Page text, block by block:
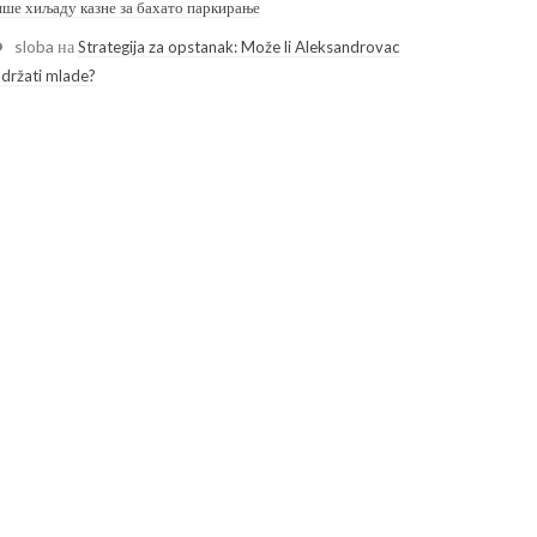
хиљаду казне за бахато паркирање
sloba наStrategija za opstanak: Može li Aleksandrovac
mlade?